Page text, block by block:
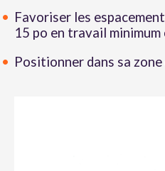
Favoriser les
15 po en travail
Positionner dans sa